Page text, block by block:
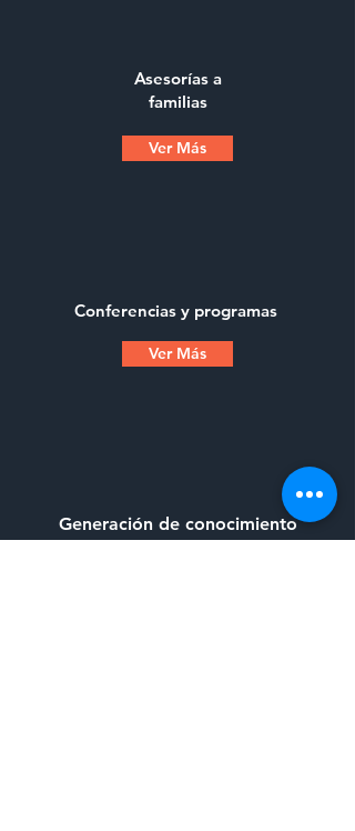
Asesorías a
familias
Ver Más
Conferencias y programas
Ver Más
Generación de conocimiento